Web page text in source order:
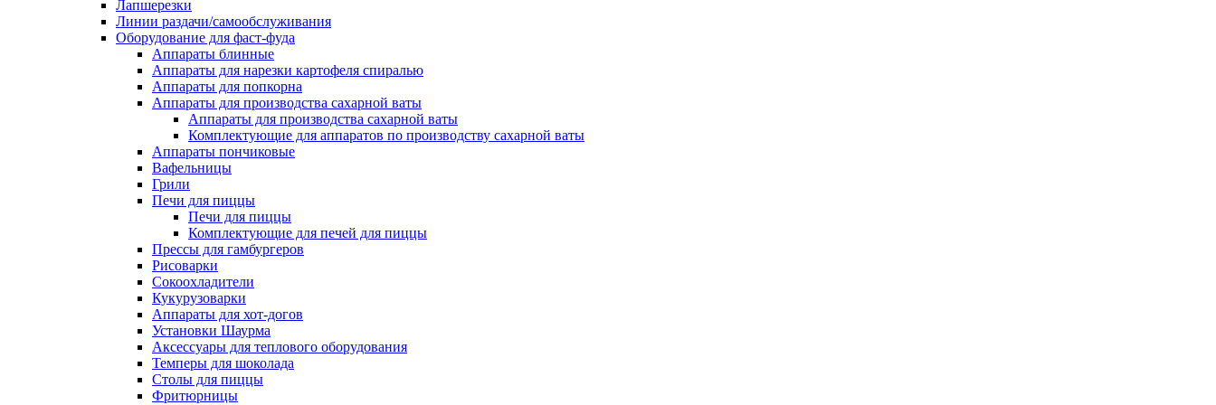
Лапшерезки
Линии раздачи/самообслуживания
Оборудование для фаст-фуда
Аппараты блинные
Аппараты для нарезки картофеля спиралью
Аппараты для попкорна
Аппараты для производства сахарной ваты
Аппараты для производства сахарной ваты
Комплектующие для аппаратов по производству сахарной ваты
Аппараты пончиковые
Вафельницы
Грили
Печи для пиццы
Печи для пиццы
Комплектующие для печей для пиццы
Прессы для гамбургеров
Рисоварки
Сокоохладители
Кукурузоварки
Аппараты для хот-догов
Установки Шаурма
Аксессуары для теплового оборудования
Темперы для шоколада
Столы для пиццы
Фритюрницы